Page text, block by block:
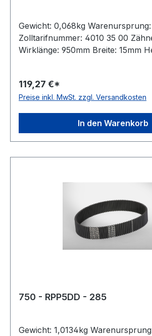
Gewicht: 0,068kg
Zolltarifnummer: 4010 35 00
Wirklänge: 950mm Breite: 15mm
119,27 €*
Preise inkl. MwSt. zzgl. Versandkosten
In den Warenkorb
750 - RPP5DD - 285
Gewicht: 1,0134kg